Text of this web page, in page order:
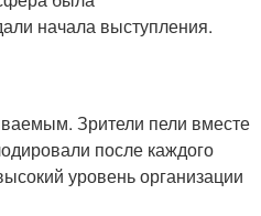
начала выступления.
Зрители пели вместе
после каждого
уровень организации